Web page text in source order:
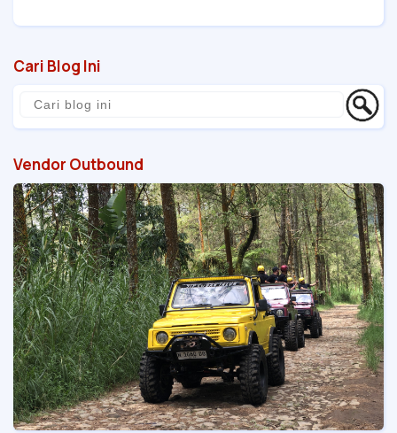
Cari Blog Ini
Vendor Outbound